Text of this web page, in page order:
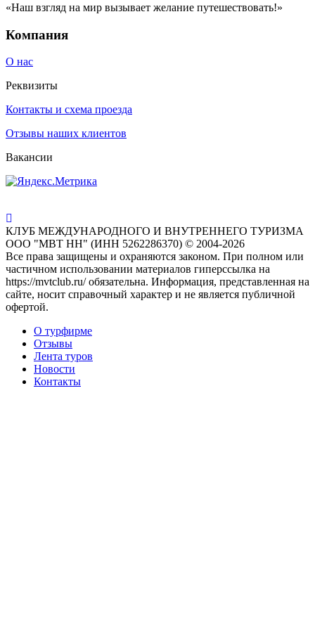
«Наш взгляд на мир вызывает желание путешествовать!»
Компания
О нас
Реквизиты
Контакты и схема проезда
Отзывы наших клиентов
Вакансии
КЛУБ МЕЖДУНАРОДНОГО И ВНУТРЕННЕГО ТУРИЗМА
ООО "МВТ НН" (ИНН 5262286370) © 2004-2026
Все права защищены и охраняются законом. При полном или
частичном использовании материалов гиперссылка на
https://mvtclub.ru/ обязательна. Информация, представленная на
сайте, носит справочный характер и не является публичной
офертой.
О турфирме
Отзывы
Лента туров
Новости
Контакты